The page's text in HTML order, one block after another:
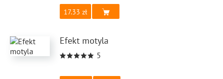
17.33
Efekt motyla
5